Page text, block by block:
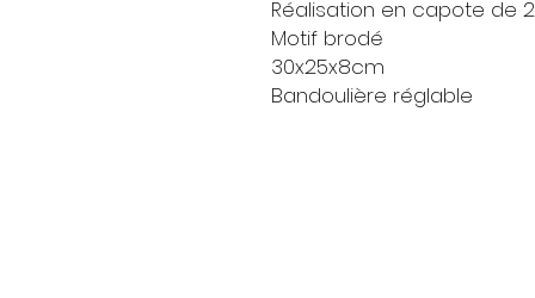
Réalisation en capote de
Motif brodé
30x25x8cm
Bandoulière réglable